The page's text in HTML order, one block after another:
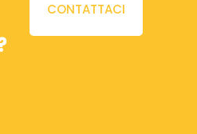
CONTATTACI